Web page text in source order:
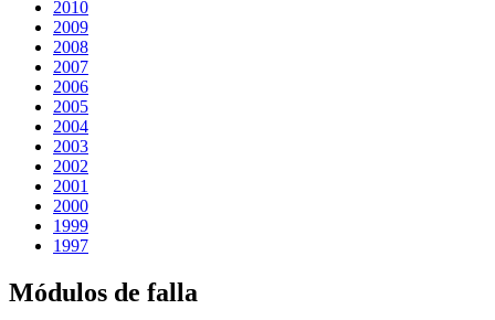
2010
2009
2008
2007
2006
2005
2004
2003
2002
2001
2000
1999
1997
Módulos de falla